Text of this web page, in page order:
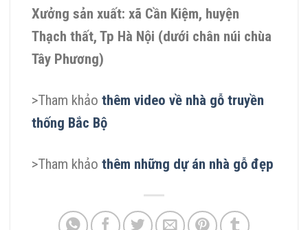
Xưởng sản xuất: xã Cần Kiệm, huyện
Thạch thất, Tp Hà Nội (dưới chân núi chùa
Tây Phương)
>Tham khảo thêm video về nhà gỗ truyền
thống Bắc Bộ
>Tham khảo thêm những dự án nhà gỗ đẹp